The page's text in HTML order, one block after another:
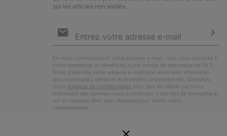
sur les articles non soldés.
par
En nous communiquant votre adresse e-mail, vous vous inscrivez à
notre newsletter et bénéficiez d’une remise de bienvenue de 15 %.
Nous utiliserons votre adresse e-mail pour vous tenir informé(e)
des nouveautés, offres et événements promotionnels. Consultez
notre politique de confidentialité pour plus de détails sur notre
traitement des données vous concernant à des fins de marketing et
sur les moyens dont vous disposez pour retirer votre
consentement.